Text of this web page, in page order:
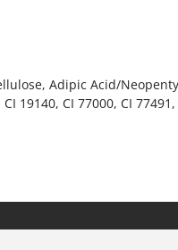
Adipic Acid/
19140, CI 77000, CI